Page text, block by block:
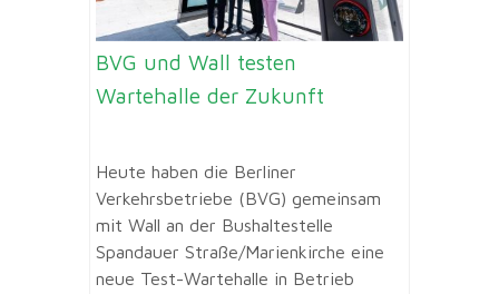
BVG und Wall testen
Wartehalle der Zukunft
Heute haben die Berliner
Verkehrsbetriebe (BVG) gemeinsam
mit Wall an der Bushaltestelle
Spandauer Straße/Marienkirche eine
neue Test-Wartehalle in Betrieb